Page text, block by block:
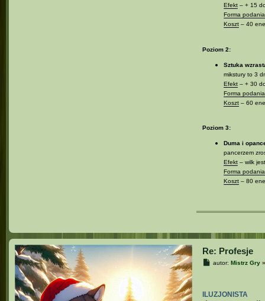
Efekt– + 15
Forma
Koszt– 40
Poziom 2:
Sztuka
mikstury to 3
Efekt– + 30 do
Forma
Koszt– 60
Poziom 3:
Duma i
pancerzem
Efekt– wilk
Forma
Koszt– 80
Re: Profesje
Pautor:Mistrz Gry
ILUZJONISTA